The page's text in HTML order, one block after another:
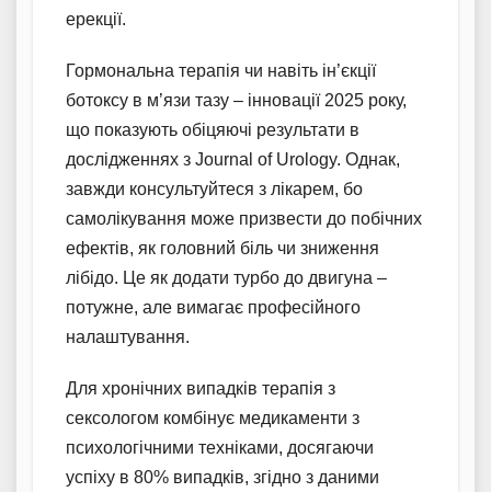
ерекції.
Гормональна терапія чи навіть ін’єкції
ботоксу в м’язи тазу – інновації 2025 року,
що показують обіцяючі результати в
дослідженнях з Journal of Urology. Однак,
завжди консультуйтеся з лікарем, бо
самолікування може призвести до побічних
ефектів, як головний біль чи зниження
лібідо. Це як додати турбо до двигуна –
потужне, але вимагає професійного
налаштування.
Для хронічних випадків терапія з
сексологом комбінує медикаменти з
психологічними техніками, досягаючи
успіху в 80% випадків, згідно з даними